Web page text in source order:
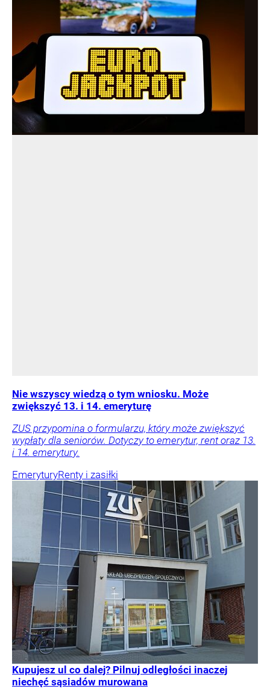
Nie wszyscy wiedzą o tym wniosku. Może
zwiększyć 13. i 14. emeryturę
ZUS przypomina o formularzu, który może zwiększyć
wypłaty dla seniorów. Dotyczy to emerytur, rent oraz 13.
i 14. emerytury.
EmeryturyRenty i zasiłki
Kupujesz ul co dalej? Pilnuj odległości inaczej
niechęć sąsiadów murowana